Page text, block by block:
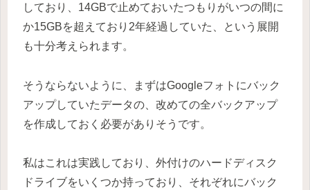
しており、14GBで止めておいたつもりがいつの間に
か15GBを超えており2年経過していた、という展開
も十分考えられます。
そうならないように、まずはGoogleフォトにバック
アップしていたデータの、改めての全バックアップ
を作成しておく必要がありそうです。
私はこれは実践しており、外付けのハードディスク
ドライブをいくつか持っており、それぞれにバック